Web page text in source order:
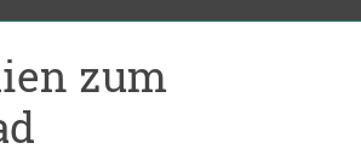
zum